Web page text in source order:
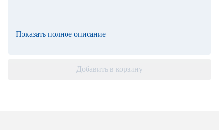
Показать полное описание
Добавить в корзину